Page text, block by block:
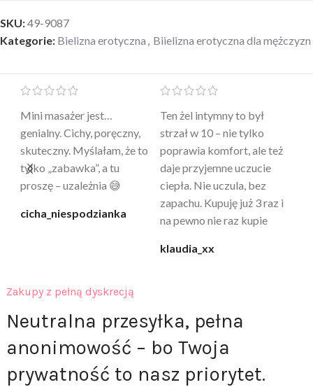
SKU:49-9087
Kategorie: Bielizna erotyczna , Biielizna erotyczna dla mężczyzn
Mini masażer jest…
genialny. Cichy, poręczny,
skuteczny. Myślałam, że to
tylko „zabawka”, a tu
proszę – uzależnia 😅
cicha_niespodzianka
Ten żel intymny to był
strzał w 10 – nie tylko
poprawia komfort, ale też
daje przyjemne uczucie
ciepła. Nie uczula, bez
zapachu. Kupuję już 3 raz i
na pewno nie raz kupie
klaudia_xx
Zakupy z pełną dyskrecją
Neutralna przesyłka, pełna
anonimowość – bo Twoja
prywatność to nasz priorytet.